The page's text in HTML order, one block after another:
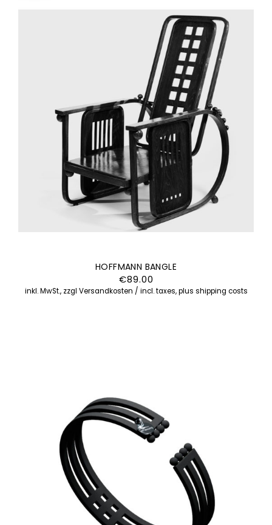
HOFFMANN BANGLE
€89.00
inkl. MwSt., zzgl Versandkosten / incl. taxes, plus shipping costs